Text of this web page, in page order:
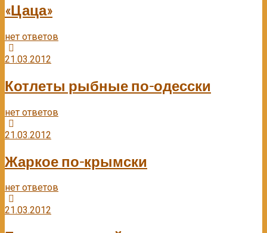
«Цаца»
нет ответов
21.03.2012
Котлеты рыбные по-одесски
нет ответов
21.03.2012
Жаркое по-крымски
нет ответов
21.03.2012